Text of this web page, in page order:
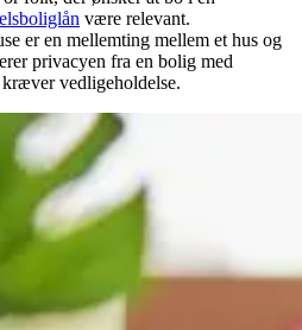
være relevant.
er en mellemting mellem et hus og
privacyen fra en bolig med
vedligeholdelse.